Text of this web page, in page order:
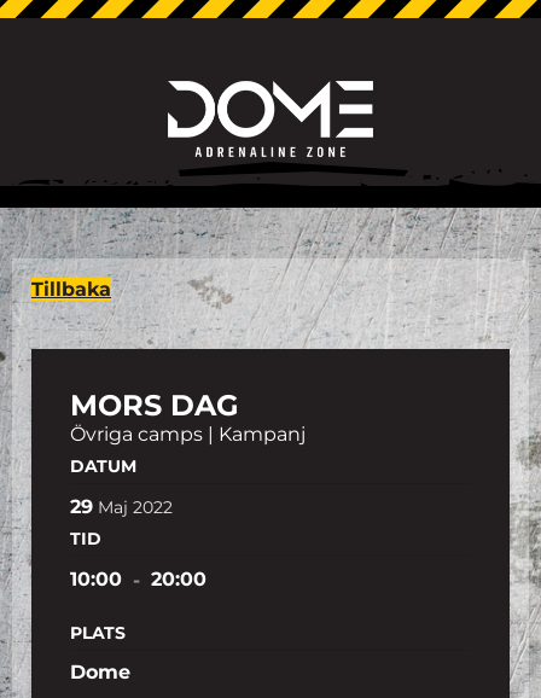
Tillbaka
MORS DAG
Övriga camps | Kampanj
DATUM
29 Maj 2022
TID
10:00 - 20:00
PLATS
Dome